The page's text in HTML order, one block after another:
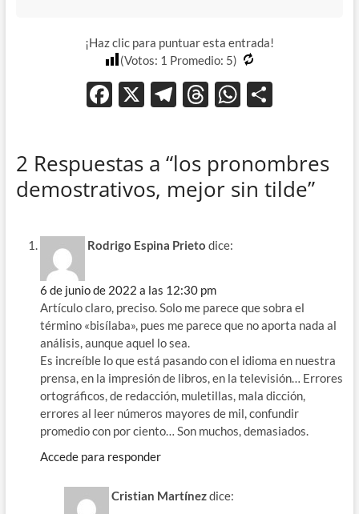
¡Haz clic para puntuar esta entrada!
(Votos: 1 Promedio: 5)
F
b
o
k
X T
gr
a
T
a
ds
W
s
A
p
ar
2 Respuestas a “los pronombres
demostrativos, mejor sin tilde”
Rodrigo Espina Prieto dice:
6 de junio de 2022 a las 12:30 pm
Artículo claro, preciso. Solo me parece que sobra el
término «bisílaba», pues me parece que no aporta nada al
análisis, aunque aquel lo sea.
Es increíble lo que está pasando con el idioma en nuestra
prensa, en la impresión de libros, en la televisión… Errores
ortográficos, de redacción, muletillas, mala dicción,
errores al leer números mayores de mil, confundir
promedio con por ciento… Son muchos, demasiados.
Accede para responder
Cristian Martínezdice: